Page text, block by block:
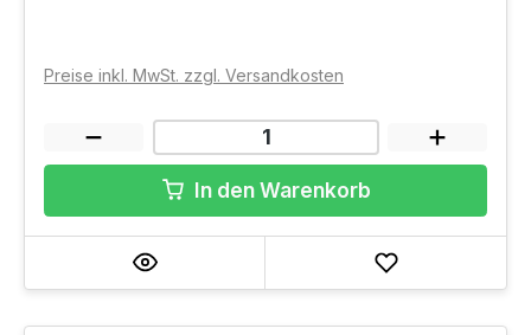
Preise inkl. MwSt. zzgl. Versandkosten
In den Warenkorb